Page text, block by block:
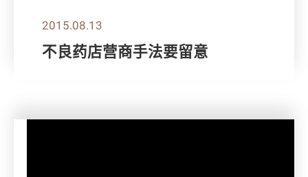
2015.08.13
不良药店营商手法要留意